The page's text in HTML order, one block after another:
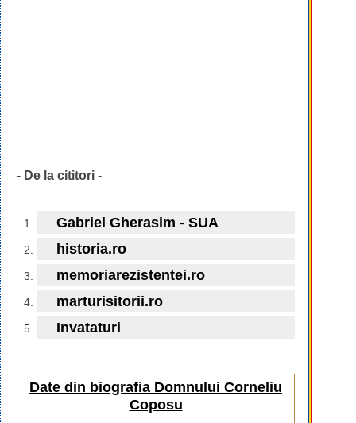
- De la cititori -
Gabriel Gherasim - SUA
historia.ro
memoriarezistentei.ro
marturisitorii.ro
Invataturi
Date din biografia Domnului Corneliu
Coposu